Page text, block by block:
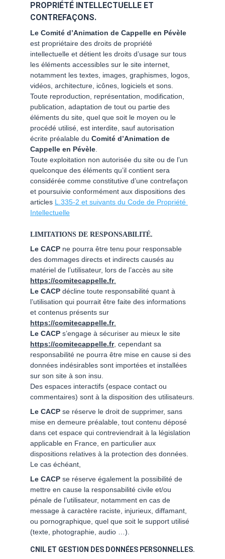
PROPRIÉTÉ INTELLECTUELLE ET
CONTREFAÇONS.
Le Comité d’Animation de Cappelle en Pévèle
est propriétaire des droits de propriété
intellectuelle et détient les droits d’usage sur tous
les éléments accessibles sur le site internet,
notamment les textes, images, graphismes, logos,
vidéos, architecture, icônes, logiciels et sons.
Toute reproduction, représentation, modification,
publication, adaptation de tout ou partie des
éléments du site, quel que soit le moyen ou le
procédé utilisé, est interdite, sauf autorisation
écrite préalable du Comité d’Animation de
Cappelle en Pévèle
Toute exploitation non autorisée du site ou de l’un
quelconque des éléments qu’il contient sera
considérée comme constitutive d’une contrefaçon
et poursuivie conformément aux dispositions des
articles L.335-2 et suivants du Code de Propriété
Intellectuelle
LIMITATIONS DE RESPONSABILITÉ.
Le CACP ne pourra être tenu pour responsable
des dommages directs et indirects causés au
matériel de l’utilisateur, lors de l’accès au site
https://comitecappelle.fr.
Le CACP décline toute responsabilité quant à
l’utilisation qui pourrait être faite des informations
et contenus présents sur
https://comitecappelle.fr.
Le CACP s’engage à sécuriser au mieux le site
https://comitecappelle.fr, cependant sa
responsabilité ne pourra être mise en cause si des
données indésirables sont importées et installées
sur son site à son insu.
Des espaces interactifs (espace contact ou
commentaires) sont à la disposition des utilisateurs.
Le CACP se réserve le droit de supprimer, sans
mise en demeure préalable, tout contenu déposé
dans cet espace qui contreviendrait à la législation
applicable en France, en particulier aux
dispositions relatives à la protection des données.
Le cas échéant,
Le CACP se réserve également la possibilité de
mettre en cause la responsabilité civile et/ou
pénale de l’utilisateur, notamment en cas de
message à caractère raciste, injurieux, diffamant,
ou pornographique, quel que soit le support utilisé
(texte, photographie, audio …).
CNIL ET GESTION DES DONNÉES PERSONNELLES.